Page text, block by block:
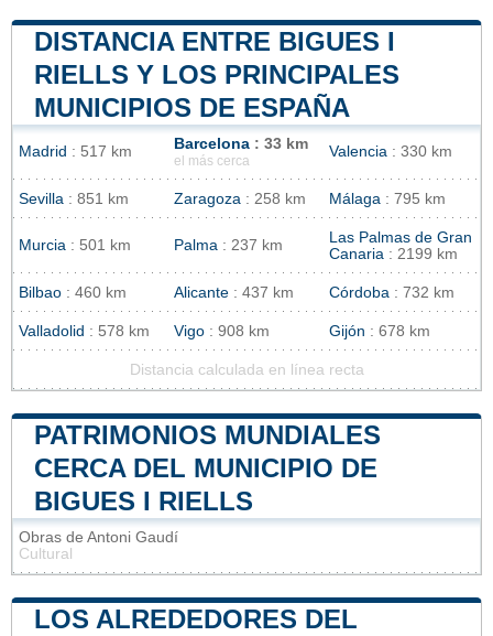
DISTANCIA ENTRE BIGUES I
RIELLS Y LOS PRINCIPALES
MUNICIPIOS DE ESPAÑA
Madrid : 517 km Barcelona : 33 km
el más cerca
Valencia : 330 km
Sevilla : 851 km Zaragoza : 258 km Málaga : 795 km
Murcia : 501 km Palma : 237 km
Las Palmas de Gran
Canaria : 2199 km
Bilbao : 460 km Alicante : 437 km Córdoba : 732 km
Valladolid : 578 km Vigo : 908 km Gijón : 678 km
Distancia calculada en línea recta
PATRIMONIOS MUNDIALES
CERCA DEL MUNICIPIO DE
BIGUES I RIELLS
Obras de Antoni Gaudí
Cultural
LOS ALREDEDORES DEL